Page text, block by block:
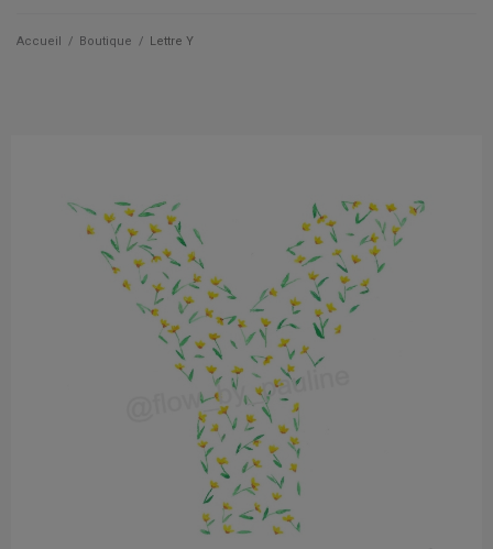
Les accessoires
La papeterie
Accueil / Boutique / Lettre Y